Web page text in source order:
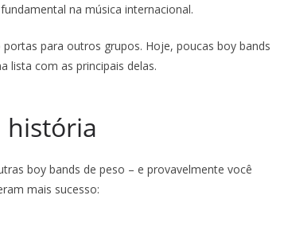
na música internacional.
para outros grupos. Hoje, poucas boy bands
lista com as principais delas.
história
boy bands de peso – e provavelmente você
mais sucesso: